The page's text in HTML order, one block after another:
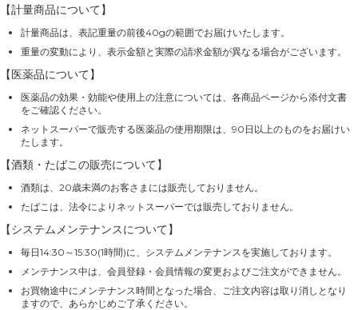
【計量商品について】
計量商品は、表記重量の前後40gの範囲でお届けいたします。
重量の変動により、表示金額と実際の請求金額が異なる場合がございます。
【医薬品について】
医薬品の効果・効能や使用上の注意については、各商品ページから添付文書
をご確認ください。
ネットスーパーで販売する医薬品の使用期限は、90日以上のものをお届けい
たします。
【酒類・たばこの販売について】
酒類は、20歳未満のお客さまには販売しておりません。
たばこは、法令によりネットスーパーでは販売しておりません。
【システムメンテナンスについて】
毎日14:30～15:30(1時間)に、システムメンテナンスを実施しております。
メンテナンス中は、会員登録・会員情報の変更およびご注文ができません。
お買物途中にメンテナンス時間となった場合、ご注文内容は取り消しとなり
ますので、あらかじめご了承ください。